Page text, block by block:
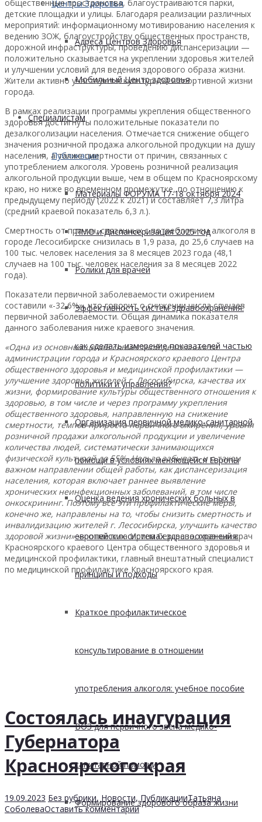
Центры Здоровья
Адреса Центров Здоровья
Мобильный Центр здоровья
Cпециалистам
Публикации
Материалы ФОРУМА 17-18 октября 2024
ПМО и Диспансеризация 2025 год
Ролики для врачей
Эффективность систем здравоохранения:
как сделать измерение показателей частью
политики и управления?
Организация первичной медико-санитарной
помощи в условиях меняющейся Европы
Оценка ведения хронических больных в
европейских системах здравоохранения:
принципы и подходы
Краткое профилактическое
консультирование в отношении
употребления алкоголя: учебное пособие
ВОЗ для первичного звена медико-
санитарной помощи
Формирование здорового образа жизни
общественные пространства, благоустраиваются парки,
детские площадки и улицы. Благодаря реализации различных
мероприятий: информационному мотивированию населения к
ведению ЗОЖ, благоустройству общественных пространств,
дорожной инфраструктуры, проведению диспансеризации —
положительно сказывается на укреплении здоровья жителей
и улучшении условий для ведения здорового образа жизни.
Жители активно участвуют в культурной и спортивной жизни
города.
В рамках реализации программы укрепления общественного
здоровья достигнуты положительные показатели по
дезалкоголизации населения. Отмечается снижение общего
значения розничной продажа алкогольной продукции на душу
населения, а также смертности от причин, связанных с
употреблением алкоголя. Уровень розничной реализация
алкогольной продукции выше, чем в общем по Красноярскому
краю, но ниже во временном промежутке, по отношению к
предыдущему периоду (2022 к 2021) и составляет 7,3 литра
(средний краевой показатель 6,3 л.).
Смертность от причин, связанных с потреблением алкоголя в
городе Лесосибирске снизилась в 1,9 раза, до 25,6 случаев на
100 тыс. человек населения за 8 месяцев 2023 года (48,1
случаев на 100 тыс. человек населения за 8 месяцев 2022
года).
Показатели первичной заболеваемости ожирением
составили «-32,6%», что говорит о снижении числа случаев
первичной заболеваемости. Общая динамика показателя
данного заболевания ниже краевого значения.
«Одна из основных целей совместной деятельности
администрации города и Красноярского краевого Центра
общественного здоровья и медицинской профилактики —
улучшение здоровья жителей г. Лесосибирска, качества их
жизни, формирование культуры общественного отношения к
здоровью, в том числе и через программу укрепления
общественного здоровья, направленную на снижение
смертности, темпов прироста первичного ожирения, уровня
розничной продажи алкогольной продукции и увеличение
количества людей, систематически занимающихся
физической культурой до 55%. Нельзя забывать и о таком
важном направлении общей работы, как диспансеризация
населения, которая включает раннее выявление
хронических неинфекционных заболеваний, в том числе
онкоскрининг.Поэтому все эти профилактические меры,
конечно же, направлены на то, чтобы снизить смертность и
инвалидизацию жителей г. Лесосибирска, улучшить качество
здоровой жизни»— отметила Ирина Сергеева, главный врач
Красноярского краевого Центра общественного здоровья и
медицинской профилактики, главный внештатный специалист
по медицинской профилактике Красноярского края.
Состоялась инаугурация
Губернатора
Красноярского края
19.09.2023 Без рубрики, Новости, ПубликацииТатьяна
СоболеваОставить комментарий